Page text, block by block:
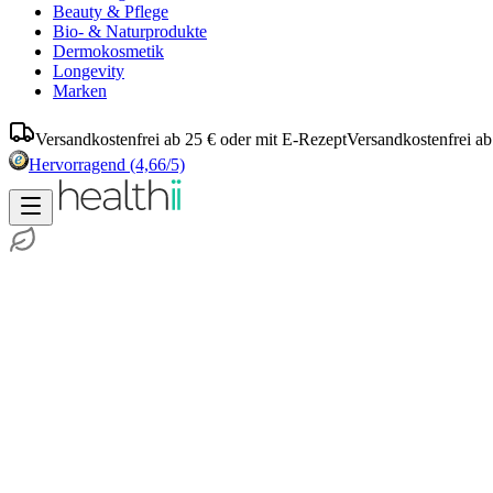
Beauty & Pflege
Bio- & Naturprodukte
Dermokosmetik
Longevity
Marken
Versandkostenfrei ab 25 € oder mit E-RezeptVersandkostenfrei
Hervorragend (4,66/5)